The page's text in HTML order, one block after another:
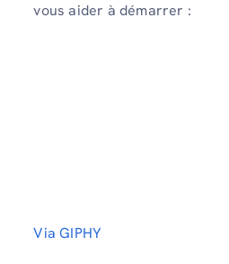
vous aider à démarrer :
Via GIPHY